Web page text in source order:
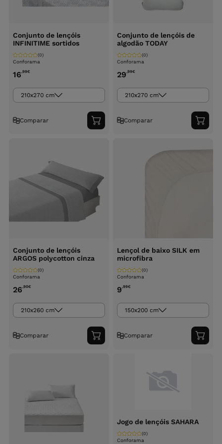
Conjunto de lençóis
INFINITIME sortidos
Conforama
(0)
16,99€
210x270 cm
Comparar
Adicionar
ao
Conjunto de lençóis de
algodão TODAY
Conforama
(0)
29,99€
210x270 cm
Comparar
ao
Conjunto de lençóis
ARGOS polycotton cinza
Conforama
(0)
26,90€
210x260 cm
Comparar
Adicionar
ao
Lençol de baixo SILK em
microfibra
Conforama
(0)
9,99€
150x200 cm
Comparar
ao
Jogo de lençóis SAHARA
Conforama
(0)